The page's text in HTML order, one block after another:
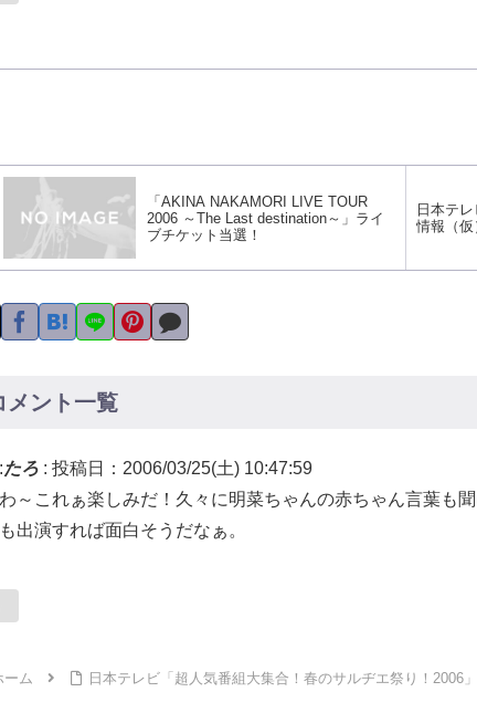
「AKINA NAKAMORI LIVE TOUR
2006 ～The Last destination～」ライ
ブチケット当選！
日本テ
情報（仮
メント一覧
たろ : 投稿日：2006/03/25(土) 10:47:59
～これぁ楽しみだ！久々に明菜ちゃんの赤ちゃん言葉も
出演すれば面白そうだなぁ。
ーム 日本テレビ「超人気番組大集合！春のサルヂエ祭り！2006